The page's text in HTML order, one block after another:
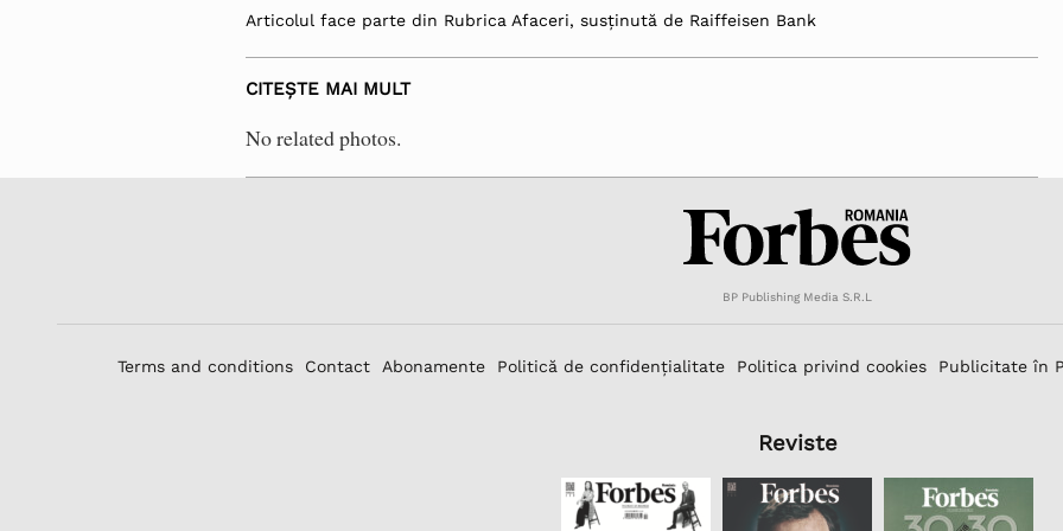
Articolul face parte din Rubrica Afaceri, susținută de Raiffeisen Bank
CITEȘTE MAI MULT
No related photos.
BP Publishing Media S.R.L
Terms and conditions Contact Abonamente Politică de confidențialitate Politica privind cookies Publicitate în
Reviste